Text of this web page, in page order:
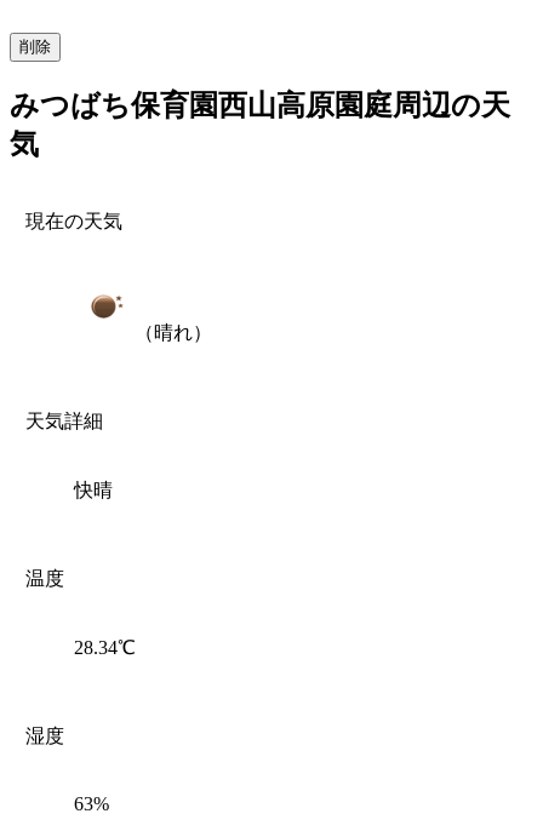
みつばち保育園西山高原園庭周辺の天
気
現在の天気
（晴れ）
天気詳細
快晴
温度
28.34℃
湿度
63%